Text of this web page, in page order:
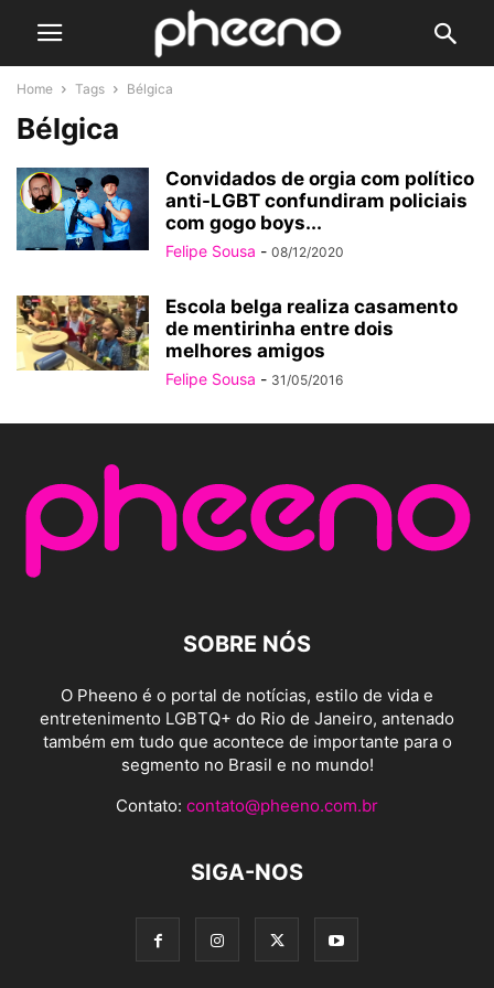
Home Tags Bélgica
Bélgica
Convidados de orgia com político
anti-LGBT confundiram policiais
com gogo boys...
Felipe Sousa - 08/12/2020
Escola belga realiza casamento
de mentirinha entre dois
melhores amigos
Felipe Sousa - 31/05/2016
SOBRE NÓS
O Pheeno é o portal de notícias, estilo de vida e
entretenimento LGBTQ+ do Rio de Janeiro, antenado
também em tudo que acontece de importante para o
segmento no Brasil e no mundo!
Contato: contato@pheeno.com.br
SIGA-NOS